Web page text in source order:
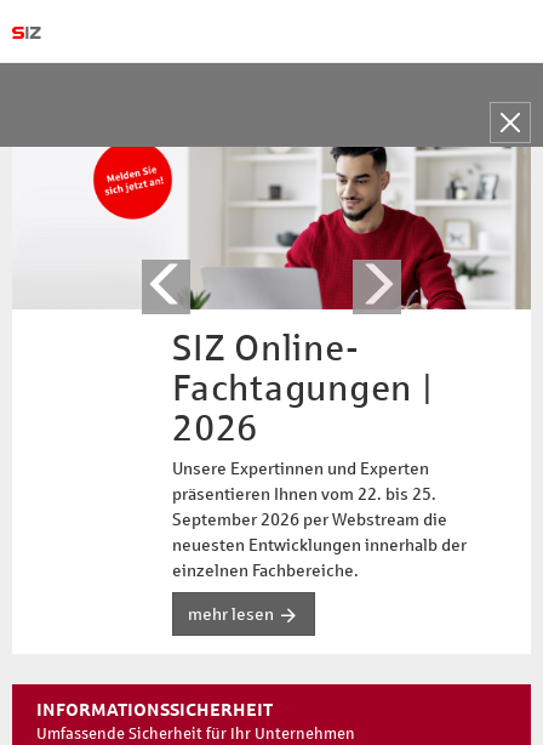
Toggle
SIZ Online-
Fachtagungen |
2026
Unsere Expertinnen und Experten
präsentieren Ihnen vom 22. bis 25.
September 2026 per Webstream die
neuesten Entwicklungen innerhalb der
einzelnen Fachbereiche.
mehr lesen
INFORMATIONSSICHERHEIT
Umfassende Sicherheit für Ihr Unternehmen